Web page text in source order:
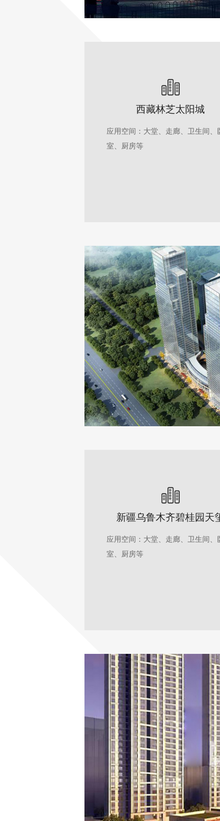
西藏林芝太阳城
应用空间：大堂、走廊、卫生间、
室、厨房等
新疆乌鲁木齐碧桂园天
应用空间：大堂、走廊、卫生间、
室、厨房等